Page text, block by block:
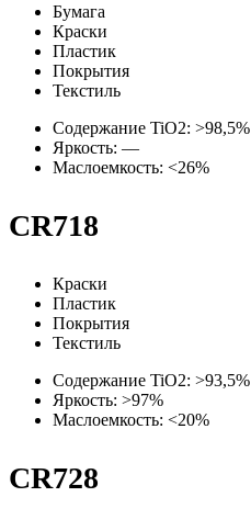
Бумага
Краски
Пластик
Покрытия
Текстиль
Содержание TiO2: >98,5%
Яркость: —
Маслоемкость: <26%
CR718
Краски
Пластик
Покрытия
Текстиль
Содержание TiO2: >93,5%
Яркость: >97%
Маслоемкость: <20%
CR728